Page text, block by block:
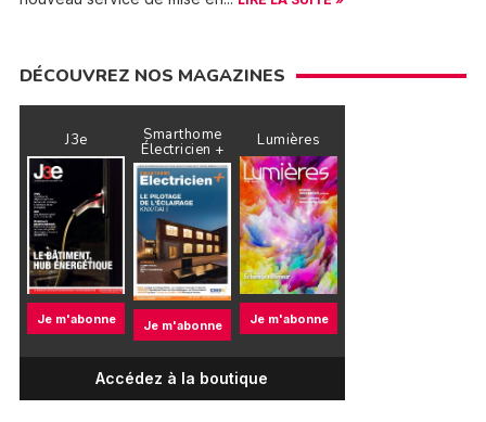
DÉCOUVREZ NOS MAGAZINES
J3e
Je m'abonne
Smarthome
Électricien +
Je m'abonne
Lumières
Je m'abonne
Accédez à la boutique